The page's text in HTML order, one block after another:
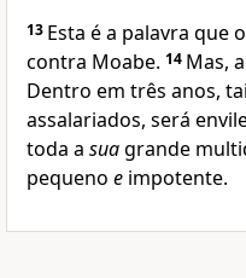
13 Esta é a palavra que o
contra Moabe. 14 Mas,
Dentro em três anos,
assalariados, será
toda a suagrande
pequeno e impotente.